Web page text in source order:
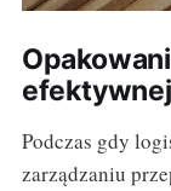
Podczas gdy
zarządzaniu